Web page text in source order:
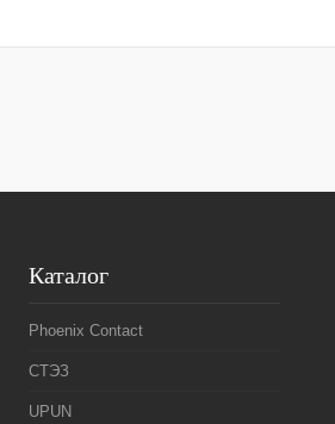
Каталог
Phoenix Contact
СТЭЗ
UPUN